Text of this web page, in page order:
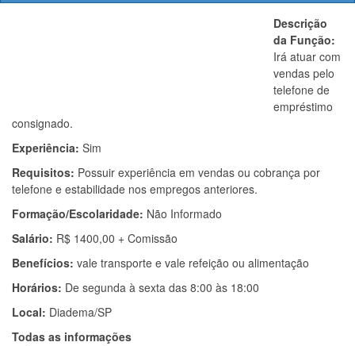
Descrição
da Função:
Irá atuar com
vendas pelo
telefone de
empréstimo
consignado.
Experiência: Sim
Requisitos: Possuir experiência em vendas ou cobrança por
telefone e estabilidade nos empregos anteriores.
Formação/Escolaridade: Não Informado
Salário: R$ 1400,00 + Comissão
Benefícios: vale transporte e vale refeição ou alimentação
Horários: De segunda à sexta das 8:00 às 18:00
Local: Diadema/SP
Todas as informações